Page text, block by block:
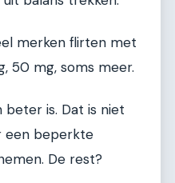
merken flirten met
50 mg, soms meer.
is. Dat is niet
een beperkte
De rest?